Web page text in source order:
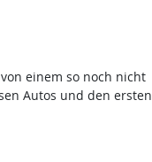
einem so noch nicht
Autos und den ersten